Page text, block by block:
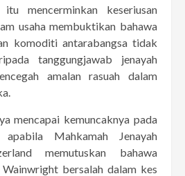
mencerminkan keseriusan
usaha membuktikan bahawa
komoditi antarabangsa tidak
tanggungjawab jenayah
amalan rasuah dalam
mencapai kemuncaknya pada
Mahkamah Jenayah
memutuskan bahawa
bersalah dalam kes